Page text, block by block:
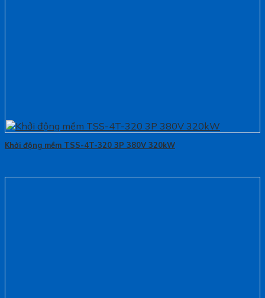
Khởi động mềm TSS-4T-320 3P 380V 320kW